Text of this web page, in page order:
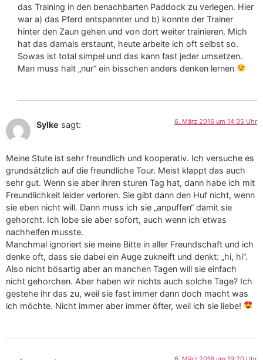
das Training in den benachbarten Paddock zu verlegen. Hier
war a) das Pferd entspannter und b) konnte der Trainer
hinter den Zaun gehen und von dort weiter trainieren. Mich
hat das damals erstaunt, heute arbeite ich oft selbst so.
Sowas ist total simpel und das kann fast jeder umsetzen.
Man muss halt „nur“ ein bisschen anders denken lernen
Sylke sagt: 6. März 2016 um 14:35 Uhr
Meine Stute ist sehr freundlich und kooperativ. Ich versuche es
grundsätzlich auf die freundliche Tour. Meist klappt das auch
sehr gut. Wenn sie aber ihren sturen Tag hat, dann habe ich mit
Freundlichkeit leider verloren. Sie gibt dann den Huf nicht, wenn
sie eben nicht will. Dann muss ich sie „anpuffen“ damit sie
gehorcht. Ich lobe sie aber sofort, auch wenn ich etwas
nachhelfen musste.
Manchmal ignoriert sie meine Bitte in aller Freundschaft und ich
denke oft, dass sie dabei ein Auge zukneift und denkt: „hi, hi“.
Also nicht bösartig aber an manchen Tagen will sie einfach
nicht gehorchen. Aber haben wir nichts auch solche Tage? Ich
gestehe ihr das zu, weil sie fast immer dann doch macht was
ich möchte. Nicht immer aber immer öfter, weil ich sie liebe!